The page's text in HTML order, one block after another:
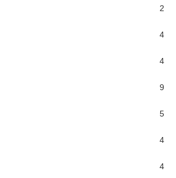
2
4
4
9
5
4
4